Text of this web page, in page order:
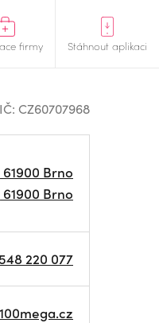
firmy Stáhnout aplikaci
CZ60707968
Brno
Brno
220 077